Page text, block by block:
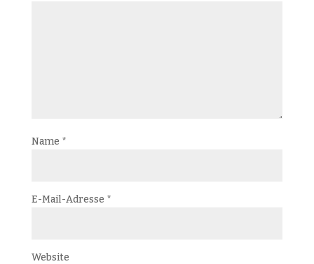
Name *
E-Mail-Adresse *
Website